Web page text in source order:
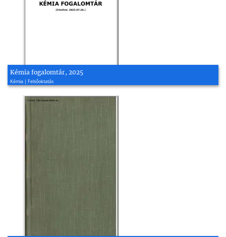
Kémia fogalomtár, 2025
Kémia | Felsőoktatás